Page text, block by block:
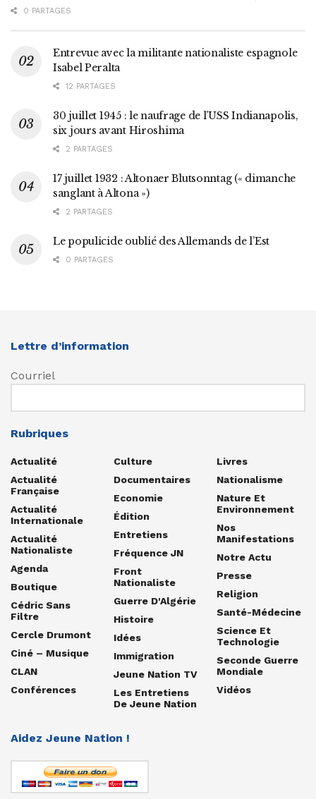
0 PARTAGES
Entrevue avec la militante nationaliste espagnole
Isabel Peralta
12 PARTAGES
30 juillet 1945 : le naufrage de l’USS Indianapolis,
six jours avant Hiroshima
2 PARTAGES
17 juillet 1932 : Altonaer Blutsonntag (« dimanche
sanglant à Altona »)
2 PARTAGES
Le populicide oublié des Allemands de l’Est
0 PARTAGES
Lettre d’information
Courriel
Rubriques
Actualité
Actualité
Française
Actualité
Internationale
Actualité
Nationaliste
Agenda
Boutique
Cédric Sans
Filtre
Cercle Drumont
Ciné – Musique
CLAN
Conférences
Culture
Documentaires
Economie
Édition
Entretiens
Fréquence JN
Front
Nationaliste
Guerre D'Algérie
Histoire
Idées
Immigration
Jeune Nation TV
Les Entretiens
De Jeune Nation
Livres
Nationalisme
Nature Et
Environnement
Nos
Manifestations
Notre Actu
Presse
Religion
Santé-Médecine
Science Et
Technologie
Seconde Guerre
Mondiale
Vidéos
Aidez Jeune Nation !